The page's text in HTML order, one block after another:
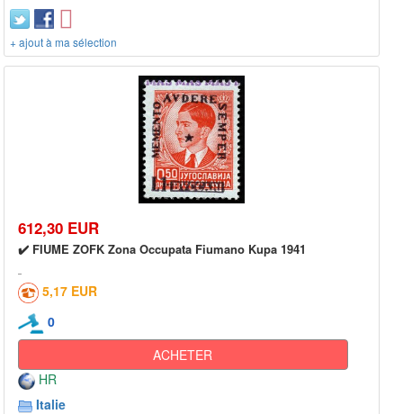
+ ajout à ma sélection
612,30 EUR
✔️ FIUME ZOFK Zona Occupata Fiumano Kupa 1941
5,17 EUR
0
ACHETER
HR
Italie